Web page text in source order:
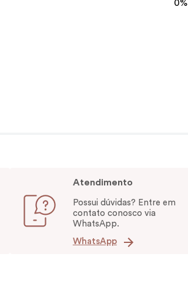
0%
Atendimento
Possui dúvidas? Entre em
contato conosco via
WhatsApp.
WhatsApp